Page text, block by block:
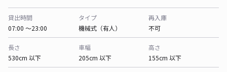
貸出時間
07:00 〜23:00
タイプ
機械式（有人）
再入庫
不可
長さ
530cm 以下
車幅
205cm 以下
高さ
155cm 以下